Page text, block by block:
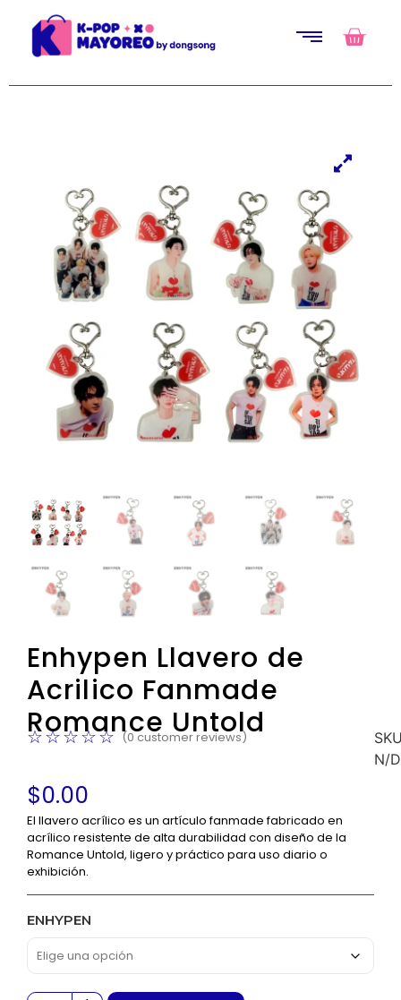
Enhypen Llavero de
Acrilico Fanmade
Romance Untold
☆☆☆☆☆ (0 customer reviews)
N/D
$0.00
El llavero acrílico es un artículo fanmade fabricado en
acrílico resistente de alta durabilidad con diseño de la
Romance Untold, ligero y práctico para uso diario o
exhibición.
ENHYPEN